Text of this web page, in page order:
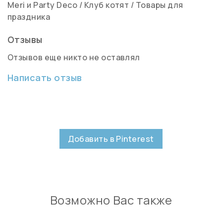
Meri и Party Deco / Клуб котят / Товары для
праздника
Отзывы
Отзывов еще никто не оставлял
Написать отзыв
Добавить в Pinterest
Возможно Вас также